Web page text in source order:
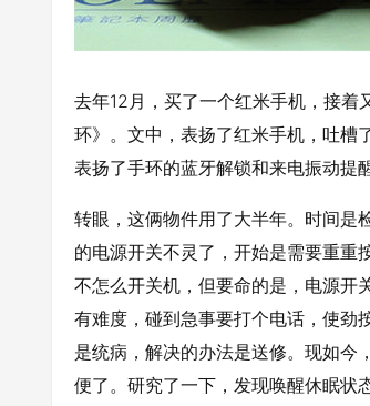
去年12月，买了一个红米手机，接着
环》。文中，表扬了红米手机，吐槽
表扬了手环的蓝牙解锁和来电振动提
转眼，这俩物件用了大半年。时间是
的电源开关不灵了，开始是需要重重
不怎么开关机，但要命的是，电源开
有难度，碰到急事要打个电话，使劲
是统病，解决的办法是送修。现如今
便了。研究了一下，发现唤醒休眠状